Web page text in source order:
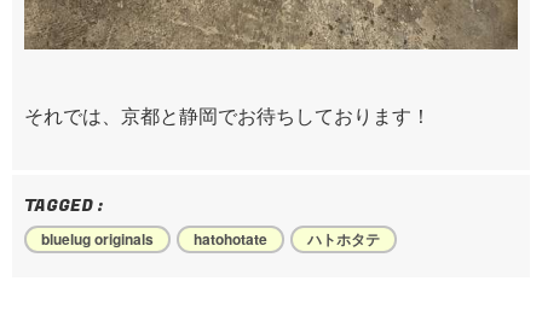
それでは、京都と静岡でお待ちしております！
TAGGED :
bluelug originals hatohotate ハトホタテ